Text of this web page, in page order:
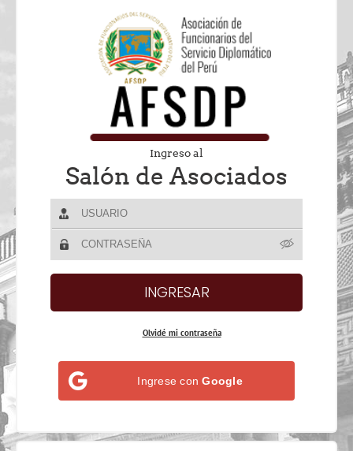
Ingreso al
Salón de Asociados
Olvidé mi contraseña
Ingrese conGoogle